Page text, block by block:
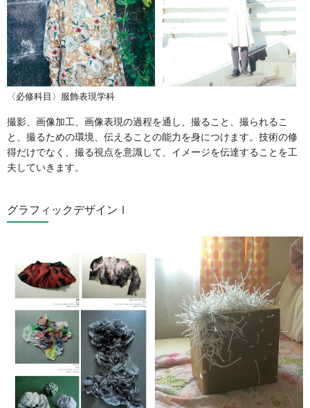
〈必修科目〉服飾表現学科
撮影、画像加工、画像表現の過程を通し、撮ること、撮られるこ
と、撮るための環境、伝えることの能力を身につけます。技術の修
得だけでなく、撮る視点を意識して、イメージを伝達することを工
夫していきます。
グラフィックデザインⅠ